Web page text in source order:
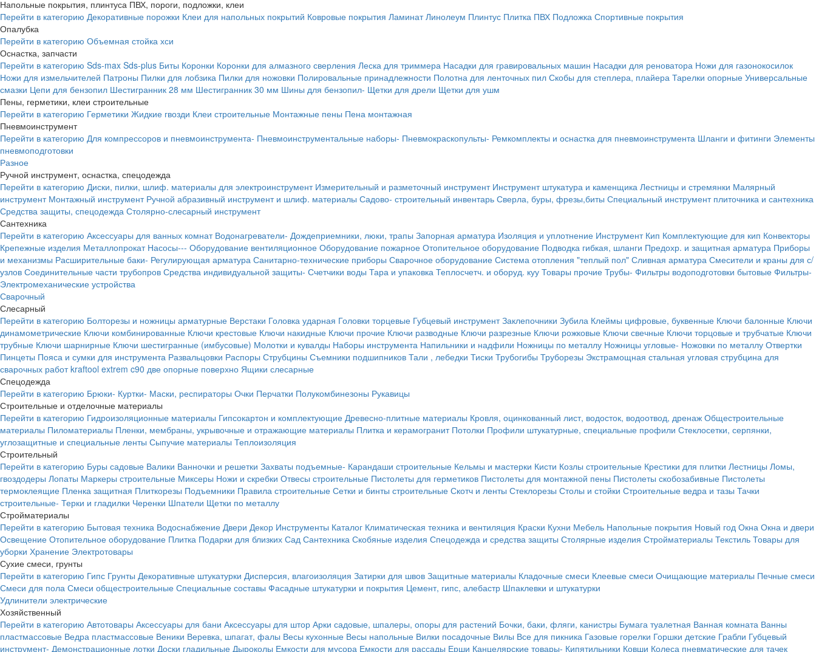
Напольные покрытия, плинтуса ПВХ, пороги, подложки, клеи
Перейти в категорию Декоративные порожки Клеи для напольных покрытий Ковровые покрытия Ламинат Линолеум Плинтус Плитка ПВХ Подложка Спортивные покрытия
Опалубка
Перейти в категорию Объемная стойка хси
Оснастка, запчасти
Перейти в категорию Sds-max Sds-plus Биты Коронки Коронки для алмазного сверления Леска для триммера Насадки для гравировальных машин Насадки для реноватора Ножи для газонокосилок
Ножи для измельчителей Патроны Пилки для лобзика Пилки для ножовки Полировальные принадлежности Полотна для ленточных пил Скобы для степлера, плайера Тарелки опорные Универсальные
смазки Цепи для бензопил Шестигранник 28 мм Шестигранник 30 мм Шины для бензопил- Щетки для дрели Щетки для ушм
Пены, герметики, клеи строительные
Перейти в категорию Герметики Жидкие гвозди Клеи строительные Монтажные пены Пена монтажная
Пневмоинструмент
Перейти в категорию Для компрессоров и пневмоинструмента- Пневмоинструментальные наборы- Пневмокраскопульты- Ремкомплекты и оснастка для пневмоинструмента Шланги и фитинги Элементы
пневмоподготовки
Разное
Ручной инструмент, оснастка, спецодежда
Перейти в категорию Диски, пилки, шлиф. материалы для электроинструмент Измерительный и разметочный инструмент Инструмент штукатура и каменщика Лестницы и стремянки Малярный
инструмент Монтажный инструмент Ручной абразивный инструмент и шлиф. материалы Садово- строительный инвентарь Сверла, буры, фрезы,биты Специальный инструмент плиточника и сантехника
Средства защиты, спецодежда Столярно-слесарный инструмент
Сантехника
Перейти в категорию Аксессуары для ванных комнат Водонагреватели- Дождеприемники, люки, трапы Запорная арматура Изоляция и уплотнение Инструмент Кип Комплектующие для кип Конвекторы
Крепежные изделия Металлопрокат Насосы--- Оборудование вентиляционное Оборудование пожарное Отопительное оборудование Подводка гибкая, шланги Предохр. и защитная арматура Приборы
и механизмы Расширительные баки- Регулирующая арматура Санитарно-технические приборы Сварочное оборудование Система отопления "теплый пол" Сливная арматура Смесители и краны для с/
узлов Соединительные части трубопров Средства индивидуальной защиты- Счетчики воды Тара и упаковка Теплосчетч. и оборуд. куу Товары прочие Трубы- Фильтры водоподготовки бытовые Фильтры-
Электромеханические устройства
Сварочный
Слесарный
Перейти в категорию Болторезы и ножницы арматурные Верстаки Головка ударная Головки торцевые Губцевый инструмент Заклепочники Зубила Клеймы цифровые, буквенные Ключи балонные Ключи
динамометрические Ключи комбинированные Ключи крестовые Ключи накидные Ключи прочие Ключи разводные Ключи разрезные Ключи рожковые Ключи свечные Ключи торцовые и трубчатые Ключи
трубные Ключи шарнирные Ключи шестигранные (имбусовые) Молотки и кувалды Наборы инструмента Напильники и надфили Ножницы по металлу Ножницы угловые- Ножовки по металлу Отвертки
Пинцеты Пояса и сумки для инструмента Развальцовки Распоры Струбцины Съемники подшипников Тали , лебедки Тиски Трубогибы Труборезы Экстрамощная стальная угловая струбцина для
сварочных работ kraftool extrem c90 две опорные поверхно Ящики слесарные
Спецодежда
Перейти в категорию Брюки- Куртки- Маски, респираторы Очки Перчатки Полукомбинезоны Рукавицы
Строительные и отделочные материалы
Перейти в категорию Гидроизоляционные материалы Гипсокартон и комплектующие Древесно-плитные материалы Кровля, оцинкованный лист, водосток, водоотвод, дренаж Общестроительные
материалы Пиломатериалы Пленки, мембраны, укрывочные и отражающие материалы Плитка и керамогранит Потолки Профили штукатурные, специальные профили Стеклосетки, серпянки,
углозащитные и специальные ленты Сыпучие материалы Теплоизоляция
Строительный
Перейти в категорию Буры садовые Валики Ванночки и решетки Захваты подъемные- Карандаши строительные Кельмы и мастерки Кисти Козлы строительные Крестики для плитки Лестницы Ломы,
гвоздодеры Лопаты Маркеры строительные Миксеры Ножи и скребки Отвесы строительные Пистолеты для герметиков Пистолеты для монтажной пены Пистолеты скобозабивные Пистолеты
термоклеящие Пленка защитная Плиткорезы Подъемники Правила строительные Сетки и бинты строительные Скотч и ленты Стеклорезы Столы и стойки Строительные ведра и тазы Тачки
строительные- Терки и гладилки Черенки Шпатели Щетки по металлу
Стройматериалы
Перейти в категорию Бытовая техника Водоснабжение Двери Декор Инструменты Каталог Климатическая техника и вентиляция Краски Кухни Мебель Напольные покрытия Новый год Окна Окна и двери
Освещение Отопительное оборудование Плитка Подарки для близких Сад Сантехника Скобяные изделия Спецодежда и средства защиты Столярные изделия Стройматериалы Текстиль Товары для
уборки Хранение Электротовары
Сухие смеси, грунты
Перейти в категорию Гипс Грунты Декоративные штукатурки Дисперсия, влагоизоляция Затирки для швов Защитные материалы Кладочные смеси Клеевые смеси Очищающие материалы Печные смеси
Смеси для пола Смеси общестроительные Специальные составы Фасадные штукатурки и покрытия Цемент, гипс, алебастр Шпаклевки и штукатурки
Удлинители электрические
Хозяйственный
Перейти в категорию Автотовары Аксессуары для бани Аксессуары для штор Арки садовые, шпалеры, опоры для растений Бочки, баки, фляги, канистры Бумага туалетная Ванная комната Ванны
пластмассовые Ведра пластмассовые Веники Веревка, шпагат, фалы Весы кухонные Весы напольные Вилки посадочные Вилы Все для пикника Газовые горелки Горшки детские Грабли Губцевый
инструмент- Демонстрационные лотки Доски гладильные Дыроколы Емкости для мусора Емкости для рассады Ерши Канцелярские товары- Кипятильники Ковши Колеса пневматические для тачек